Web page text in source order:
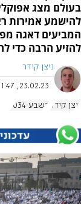
בעולם מצג
להישמע אמירות
המביעים דאגה
להזיע הרבה כדי
ניצן קידר
23.02.23, 11:47
ניצן קידר בשבע 1034